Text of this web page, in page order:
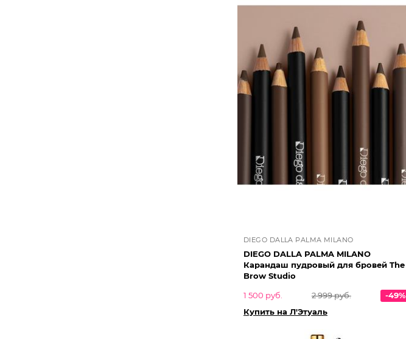
DIEGO DALLA PALMA MILANO
DIEGO DALLA PALMA MILANO
Карандаш пудровый для бровей The
Brow Studio
1 500 руб.
2 999 руб.
-49%
Купить на Л'Этуаль